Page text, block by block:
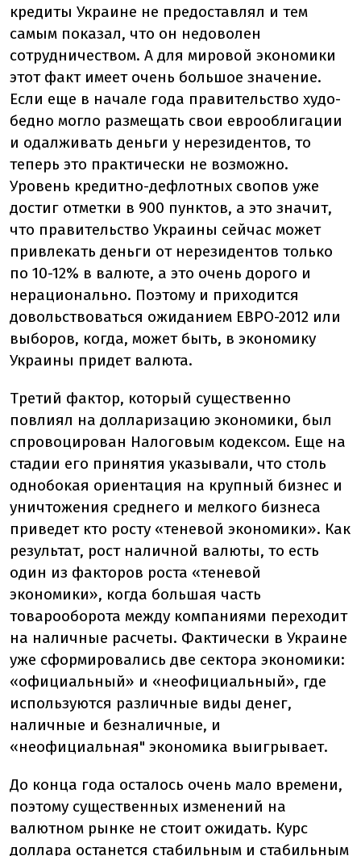
кредиты Украине не предоставлял и тем
самым показал, что он недоволен
сотрудничеством. А для мировой экономики
этот факт имеет очень большое значение.
Если еще в начале года правительство худо-
бедно могло размещать свои еврооблигации
и одалживать деньги у нерезидентов, то
теперь это практически не возможно.
Уровень кредитно-дефлотных свопов уже
достиг отметки в 900 пунктов, а это значит,
что правительство Украины сейчас может
привлекать деньги от нерезидентов только
по 10-12% в валюте, а это очень дорого и
нерационально. Поэтому и приходится
довольствоваться ожиданием ЕВРО-2012 или
выборов, когда, может быть, в экономику
Украины придет валюта.
Третий фактор, который существенно
повлиял на долларизацию экономики, был
спровоцирован Налоговым кодексом. Еще на
стадии его принятия указывали, что столь
однобокая ориентация на крупный бизнес и
уничтожения среднего и мелкого бизнеса
приведет кто росту «теневой экономики». Как
результат, рост наличной валюты, то есть
один из факторов роста «теневой
экономики», когда большая часть
товарооборота между компаниями переходит
на наличные расчеты. Фактически в Украине
уже сформировались две сектора экономики:
«официальный» и «неофициальный», где
используются различные виды денег,
наличные и безналичные, и
«неофициальная" экономика выигрывает.
До конца года осталось очень мало времени,
поэтому существенных изменений на
валютном рынке не стоит ожидать. Курс
доллара останется стабильным и стабильным